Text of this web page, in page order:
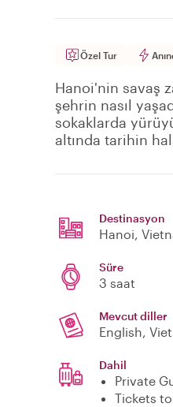
Özel Tur
Hanoi'nin savaş
şehrin nasıl
sokaklarda
altında tarihin
Destinasyon
Hanoi,
Süre
3 saat
Mevcut diller
English,
Dahil
Private
Tickets